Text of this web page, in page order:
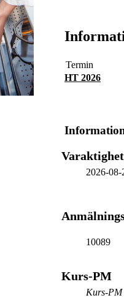
Termin
HT 2026
Varaktighet
2026-08-
10089
Kurs-PM
Kurs-